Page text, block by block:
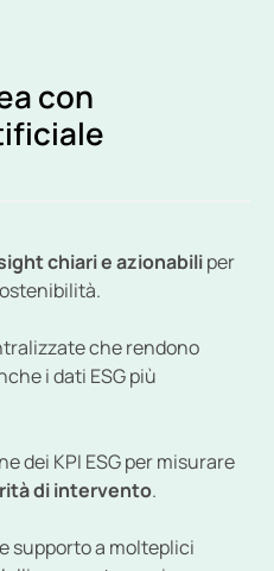
con
chiari e azionabili per
che rendono
i dati ESG più
di intervento.
supporto a molteplici